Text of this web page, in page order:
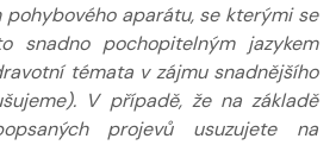
aparátu, se kterými se
snadno pochopitelným jazykem
témata v zájmu snadnějšího
V případě, že na základě
projevů usuzujete na